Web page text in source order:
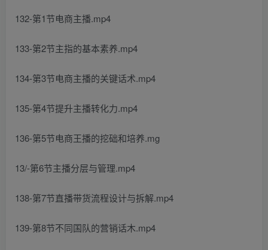
132-第1节电商主播.mp4
133-第2节主指的基本素养.mp4
134-第3节电商主播的关键话术.mp4
135-第4节提升主播转化力.mp4
136-第5节电商王播的挖础和培养.mg
13/-第6节主播分层与管理.mp4
138-第7节直播带货流程设计与拆解.mp4
139-第8节不同国队的营销话木.mp4